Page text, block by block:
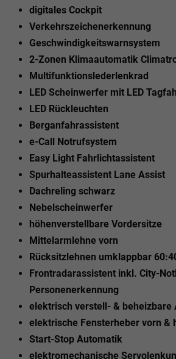
digitales Cockpit
Verkehrszeichenerkennung
Geschwindigkeitswarnsystem
2-Zonen Klimaautomatik
Multifunktionslederlenkrad
LED Scheinwerfer mit LED
LED Rückleuchten
Berganfahrassistent
e-Call Notrufsystem
Easy Light Fahrlichtassistent
Spurhalteassistent Lane Assist
Dachreling schwarz
Nebelscheinwerfer
höhenverstellbare Vordersitze
Mittelarmlehne vorn
Rücksitzlehnen umklappbar
Frontradarassistent inkl. City-
Personenerkennung
elektrisch verstell- & beheizbare
elektrische Fensterheber vorn &
Start-Stop Automatik
elektromechanische